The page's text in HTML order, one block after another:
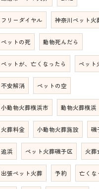
フリーダイヤル 神奈川ペット火
ペットの死 動物死んだら
ペットが、亡くなったら ペット
不安解消 ペットの空
小動物火葬横浜市 動物火葬横浜
火葬料金 小動物火葬施設 磯
追浜 ペット火葬磯子区 火葬
出張ペット火葬 予約 亡くな